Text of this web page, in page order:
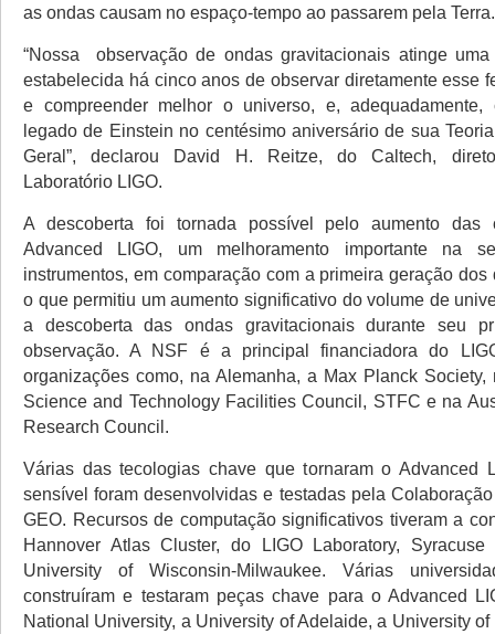
as ondas causam no espaço-tempo ao passarem pela Terra.
“Nossa observação de ondas gravitacionais atinge
estabelecida há cinco anos de observar diretamente esse
e compreender melhor o universo, e, adequadamente,
legado de Einstein no centésimo aniversário de sua
Geral”, declarou David H. Reitze, do Caltech,
Laboratório LIGO.
A descoberta foi tornada possível pelo aumento das
Advanced LIGO, um melhoramento importante na
instrumentos, em comparação com a primeira geração dos
o que permitiu um aumento significativo do volume de
a descoberta das ondas gravitacionais durante seu
observação. A NSF é a principal financiadora do
organizações como, na Alemanha, a Max Planck
Science and Technology Facilities Council, STFC e na
Research Council.
Várias das tecologias chave que tornaram o Advanced
sensível foram desenvolvidas e testadas pela
GEO. Recursos de computação significativos tiveram a
Hannover Atlas Cluster, do LIGO Laboratory,
University of Wisconsin-Milwaukee. Várias
construíram e testaram peças chave para o Advanced
National University, a University of Adelaide, a University